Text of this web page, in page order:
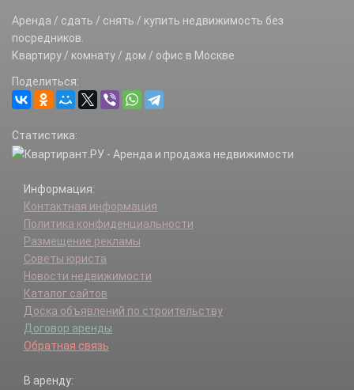
Аренда / сдать / снять / купить недвижимость без
посредников.
Квартиру / комнату / дом / офис в Москве
Поделиться:
Статистика:
Информация:
Контактная информация
Политика конфиденциальности
Размещение рекламы
Советы юриста
Новости недвижимости
Каталог сайтов
Доска объявлений по строительству
Договор аренды
Обратная связь
В аренду: